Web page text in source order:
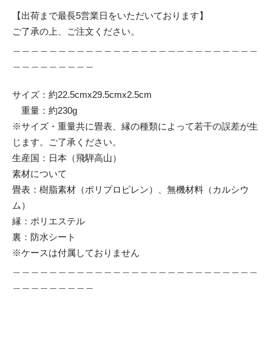
【出荷まで最長5営業日をいただいております】
ご了承の上、ご注文ください。
サイズ：約22.5cmx29.5cmx2.5cm
重量：約230g
※サイズ・重量共に畳表、縁の種類によって若干の誤差が生
じます。ご了承ください。
生産国：日本（飛騨高山）
素材について
畳表：樹脂素材（ポリプロピレン）、無機材料（カルシウ
ム）
縁：ポリエステル
裏：防水シート
※ケースは付属しておりません